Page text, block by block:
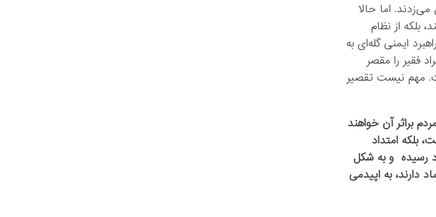
اما حالا
بلکه از نظام
ایمنی گله‌ای به
فقیر را مقصر
مهم نیست تقصیر
براثر آن خواهند
بلکه امتداد
رسیده و به شکل
دارند، به اپیدمی